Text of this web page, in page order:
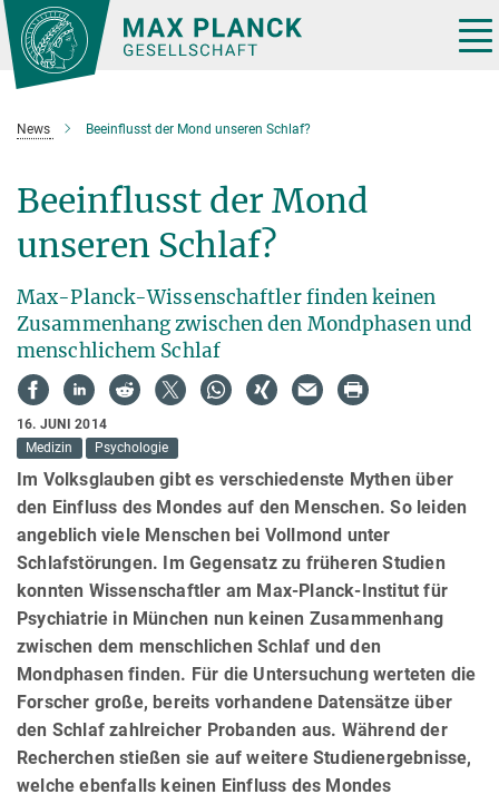
Hauptinhalt
News Beeinflusst der Mond unseren Schlaf?
Beeinflusst der Mond
unseren Schlaf?
Max-Planck-Wissenschaftler finden keinen
Zusammenhang zwischen den Mondphasen und
menschlichem Schlaf
16. JUNI 2014
Medizin
Psychologie
Im Volksglauben gibt es verschiedenste Mythen über
den Einfluss des Mondes auf den Menschen. So leiden
angeblich viele Menschen bei Vollmond unter
Schlafstörungen. Im Gegensatz zu früheren Studien
konnten Wissenschaftler am Max-Planck-Institut für
Psychiatrie in München nun keinen Zusammenhang
zwischen dem menschlichen Schlaf und den
Mondphasen finden. Für die Untersuchung werteten die
Forscher große, bereits vorhandene Datensätze über
den Schlaf zahlreicher Probanden aus. Während der
Recherchen stießen sie auf weitere Studienergebnisse,
welche ebenfalls keinen Einfluss des Mondes